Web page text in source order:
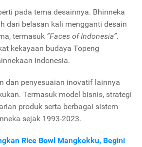
pada tema desainnya. Bhinneka
dari belasan kali mengganti desain
termasuk “Faces of Indonesia”.
kekayaan budaya Topeng
Indonesia.
dan penyesuaian inovatif lainnya
Termasuk model bisnis, strategi
produk serta berbagai sistem
sejak 1993-2023.
Rice Bowl Mangkokku, Begini